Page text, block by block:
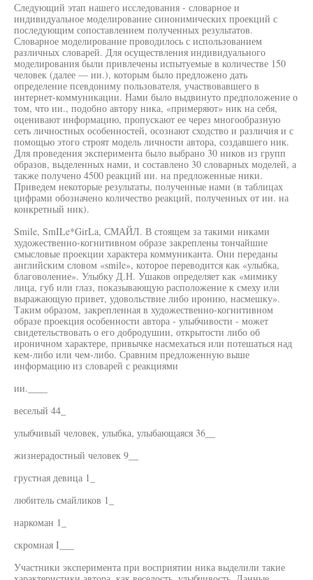
Следующий этап нашего исследования - словарное и
индивидуальное моделирование синонимических проекций с
последующим сопоставлением полученных результатов.
Словарное моделирование проводилось с использованием
различных словарей. Для осуществления индивидуального
моделирования были привлечены испытуемые в количестве 150
человек (далее — ии.), которым было предложено дать
определение псевдониму пользователя, участвовавшего в
интернет-коммуникации. Нами было выдвинуто предположение о
том, что ии., подобно автору ника, «примеряют» ник на себя,
оценивают информацию, пропускают ее через многообразную
сеть личностных особенностей, осознают сходство и различия и с
помощью этого строят модель личности автора, создавшего ник.
Для проведения эксперимента было выбрано 30 ников из групп
образов, выделенных нами, и составлено 30 словарных моделей, а
также получено 4500 реакций ии. на предложенные ники.
Приведем некоторые результаты, полученные нами (в таблицах
цифрами обозначено количество реакций, полученных от ии. на
конкретный ник).
Smile, SmILe*GirLa, СМАЙЛ. В стоящем за такими никами
художественно-когнитивном образе закреплены тончайшие
смысловые проекции характера коммуниканта. Они переданы
английским словом «smile», которое переводится как «улыбка,
благоволение». Улыбку Д.Н. Ушаков определяет как «мимику
лица, губ или глаз, показывающую расположение к смеху или
выражающую привет, удовольствие либо иронию, насмешку».
Таким образом, закрепленная в художественно-когнитивном
образе проекция особенности автора - улыбчивости - может
свидетельствовать о его добродушии, открытости либо об
ироничном характере, привычке насмехаться или потешаться над
кем-либо или чем-либо. Сравним предложенную выше
информацию из словарей с реакциями
ии.____
веселый 44_
улыбчивый человек, улыбка, улыбающаяся 36__
жизнерадостный человек 9__
грустная девица 1_
любитель смайликов 1_
наркоман 1_
скромная I___
Участники эксперимента при восприятии ника выделили такие